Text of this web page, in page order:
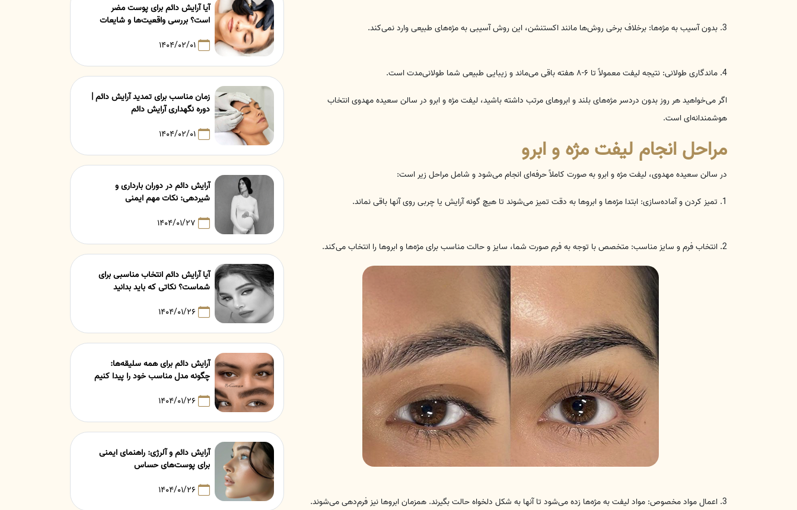
3. بدون آسیب به مژه‌ها: برخلاف برخی روش‌ها مانند اکستنشن، این روش آسیبی به مژه‌های طبیعی وارد نمی‌کند.
4. ماندگاری طولانی: نتیجه لیفت معمولاً تا ۶-۸ هفته باقی می‌ماند و زیبایی طبیعی شما طولانی‌مدت است.
اگر می‌خواهید هر روز بدون دردسر مژه‌های بلند و ابروهای مرتب داشته باشید، لیفت مژه و ابرو در سالن سعیده مهدوی انتخاب
هوشمندانه‌ای است.
مراحل انجام لیفت مژه و ابرو
در سالن سعیده مهدوی، لیفت مژه و ابرو به صورت کاملاً حرفه‌ای انجام می‌شود و شامل مراحل زیر است:
1. تمیز کردن و آماده‌سازی: ابتدا مژه‌ها و ابروها به دقت تمیز می‌شوند تا هیچ گونه آرایش یا چربی روی آنها باقی نماند.
2. انتخاب فرم و سایز مناسب: متخصص با توجه به فرم صورت شما، سایز و حالت مناسب برای مژه‌ها و ابروها را انتخاب می‌کند.
3. اعمال مواد مخصوص: مواد لیفت به مژه‌ها زده می‌شود تا آنها به شکل دلخواه حالت بگیرند. همزمان ابروها نیز فرم‌دهی می‌شوند.
آیا آرایش دائم برای پوست مضر
است؟ بررسی واقعیت‌ها و شایعات
۱۴۰۴/۰۲/۰۱
زمان مناسب برای تمدید آرایش دائم |
دوره نگهداری آرایش دائم
۱۴۰۴/۰۲/۰۱
آرایش دائم در دوران بارداری و
شیردهی: نکات مهم ایمنی
۱۴۰۴/۰۱/۲۷
آیا آرایش دائم انتخاب مناسبی برای
شماست؟ نکاتی که باید بدانید
۱۴۰۴/۰۱/۲۶
آرایش دائم برای همه سلیقه‌ها:
چگونه مدل مناسب خود را پیدا کنیم
۱۴۰۴/۰۱/۲۶
آرایش دائم و آلرژی: راهنمای ایمنی
برای پوست‌های حساس
۱۴۰۴/۰۱/۲۶